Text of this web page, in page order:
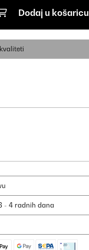
Dodaj u košaricu
- 4 radnih dana